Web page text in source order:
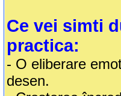
Ce vei simti
practica:
- O eliberare
desen.